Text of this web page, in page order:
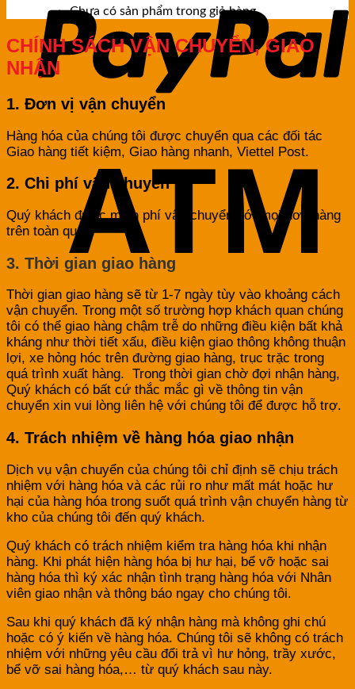
Chưa có sản phẩm trong giỏ hàng.
CHÍNH SÁCH VẬN CHUYỂN, GIAO
NHẬN
1. Đơn vị vận chuyển
Hàng hóa của chúng tôi được chuyển qua các đối tác
Giao hàng tiết kiệm, Giao hàng nhanh, Viettel Post.
2. Chi phí vận chuyển
Quý khách được miễn phí vận chuyển với mọi đơn hàng
trên toàn quốc.
3. Thời gian giao hàng
Thời gian giao hàng sẽ từ 1-7 ngày tùy vào khoảng cách
vận chuyển. Trong một số trường hợp khách quan chúng
tôi có thể giao hàng chậm trễ do những điều kiện bất khả
kháng như thời tiết xấu, điều kiện giao thông không thuận
lợi, xe hỏng hóc trên đường giao hàng, trục trặc trong
quá trình xuất hàng. Trong thời gian chờ đợi nhận hàng,
Quý khách có bất cứ thắc mắc gì về thông tin vận
chuyển xin vui lòng liên hệ với chúng tôi để được hỗ trợ.
4. Trách nhiệm về hàng hóa giao nhận
Dịch vụ vận chuyển của chúng tôi chỉ định sẽ chịu trách
nhiệm với hàng hóa và các rủi ro như mất mát hoặc hư
hại của hàng hóa trong suốt quá trình vận chuyển hàng từ
kho của chúng tôi đến quý khách.
Quý khách có trách nhiệm kiểm tra hàng hóa khi nhận
hàng. Khi phát hiện hàng hóa bị hư hại, bể vỡ hoặc sai
hàng hóa thì ký xác nhận tình trạng hàng hóa với Nhân
viên giao nhận và thông báo ngay cho chúng tôi.
Sau khi quý khách đã ký nhận hàng mà không ghi chú
hoặc có ý kiến về hàng hóa. Chúng tôi sẽ không có trách
nhiệm với những yêu cầu đổi trả vì hư hỏng, trầy xước,
bể vỡ sai hàng hóa,… từ quý khách sau này.